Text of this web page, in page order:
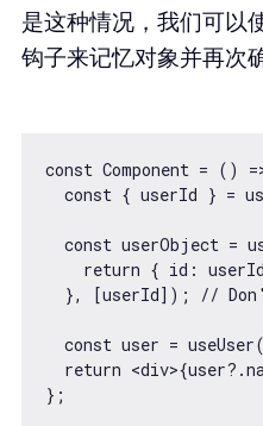
是这种情况，我们可以
钩子来记忆对象并再次
const Component = ()
const { userId } =
const userObject =
return { id:
}, [userId]); //
const user =
return
};